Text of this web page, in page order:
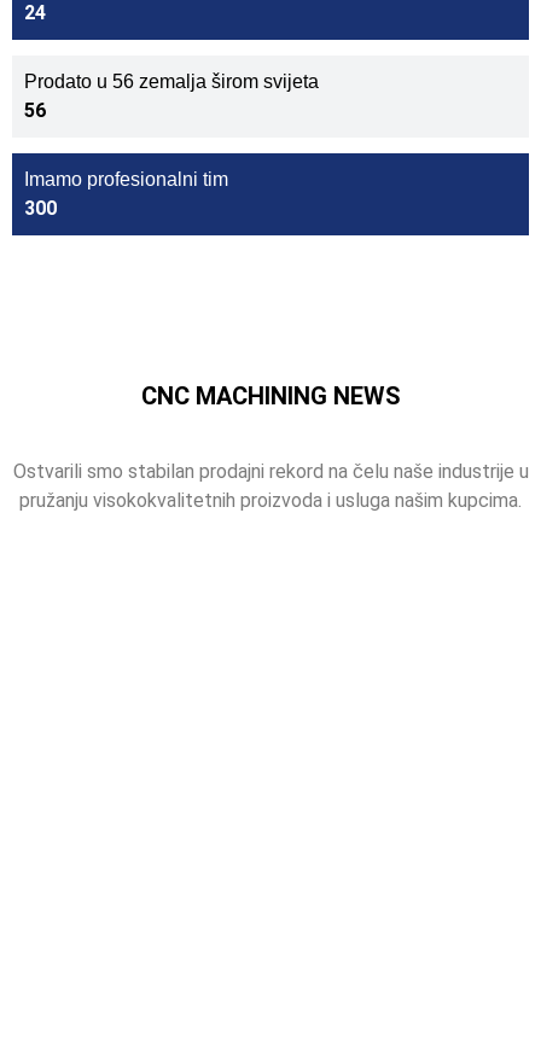
24
Prodato u 56 zemalja širom svijeta
56
Imamo profesionalni tim
300
CNC MACHINING NEWS
Ostvarili smo stabilan prodajni rekord na čelu naše industrije u
pružanju visokokvalitetnih proizvoda i usluga našim kupcima.